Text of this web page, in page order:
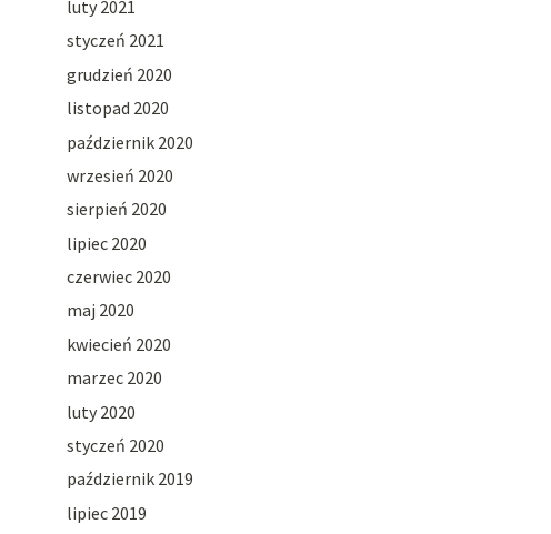
luty 2021
styczeń 2021
grudzień 2020
listopad 2020
październik 2020
wrzesień 2020
sierpień 2020
lipiec 2020
czerwiec 2020
maj 2020
kwiecień 2020
marzec 2020
luty 2020
styczeń 2020
październik 2019
lipiec 2019